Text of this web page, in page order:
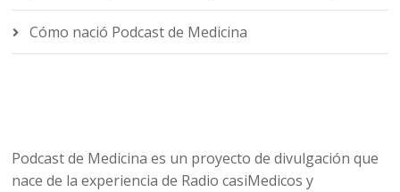
Cómo nació Podcast de Medicina
Podcast de Medicina es un proyecto de divulgación que
nace de la experiencia de Radio casiMedicos y